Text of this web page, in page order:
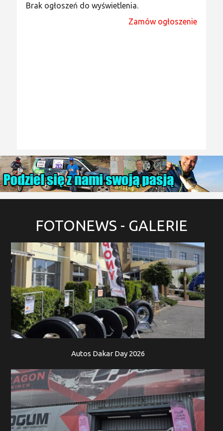
Brak ogłoszeń do wyświetlenia.
Zamów ogłoszenie
FOTONEWS - GALERIE
Autos Dakar Day 2026